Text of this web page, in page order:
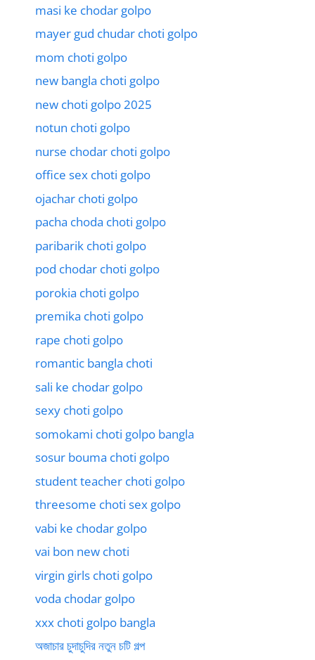
masi ke chodar golpo
mayer gud chudar choti golpo
mom choti golpo
new bangla choti golpo
new choti golpo 2025
notun choti golpo
nurse chodar choti golpo
office sex choti golpo
ojachar choti golpo
pacha choda choti golpo
paribarik choti golpo
pod chodar choti golpo
porokia choti golpo
premika choti golpo
rape choti golpo
romantic bangla choti
sali ke chodar golpo
sexy choti golpo
somokami choti golpo bangla
sosur bouma choti golpo
student teacher choti golpo
threesome choti sex golpo
vabi ke chodar golpo
vai bon new choti
virgin girls choti golpo
voda chodar golpo
xxx choti golpo bangla
অজাচার চুদাচুদির নতুন চটি গল্প